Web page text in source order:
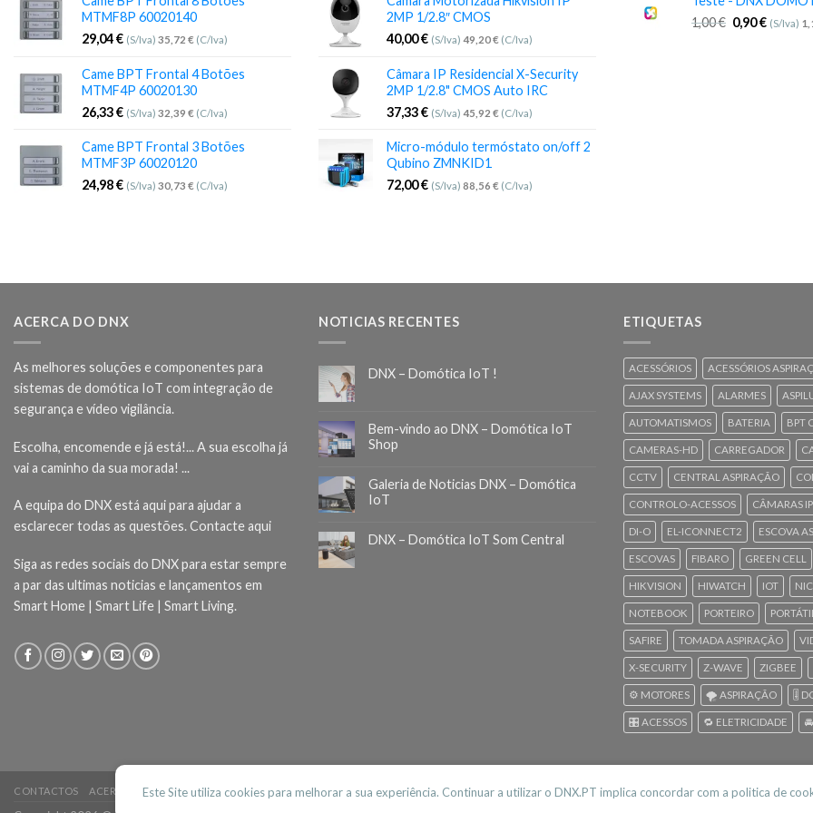
MTMF8P 60020140
29,04€ (S/Iva) 35,72 € (C/Iva)
Came BPT Frontal 4 Botões
MTMF4P 60020130
26,33€ (S/Iva) 32,39 € (C/Iva)
Came BPT Frontal 3 Botões
MTMF3P 60020120
24,98€ (S/Iva) 30,73 € (C/Iva)
2MP 1/2.8″ CMOS
40,00€ (S/Iva) 49,20€ (C/Iva)
Câmara IP Residencial X-Security
2MP 1/2.8" CMOS Auto IRC
37,33€ (S/Iva) 45,92 € (C/Iva)
Micro-módulo termóstato on/off 2
Qubino ZMNKID1
72,00€ (S/Iva) 88,56 € (C/Iva)
1,00€ 0,90€ (S/Iva)
ACERCA DO DNX
As melhores soluções e componentes para
sistemas de domótica IoT com integração de
segurança e vídeo vigilância.
Escolha, encomende e já está!... A sua escolha já
vai a caminho da sua morada! ...
A equipa do DNX está aqui para ajudar a
esclarecer todas as questões.Contacte aqui
Siga as redes sociais do DNX para estar sempre
a par das ultimas noticias e lançamentos em
Smart Home | Smart Life | Smart Living.
NOTICIAS RECENTES
DNX – Domótica IoT !
Bem-vindo ao DNX – Domótica IoT
Shop
Galeria de Noticias DNX – Domótica
IoT
DNX – Domótica IoT Som Central
ETIQUETAS
ACESSÓRIOS ACESSÓRIOS
AJAX SYSTEMS ALARMES
AUTOMATISMOS BATERIA BPT
CAMERAS-HD CARREGADOR
CCTV CENTRAL ASPIRAÇÃO
CONTROLO-ACESSOS CÂMARAS IP
DI-O EL-ICONNECT2 ESCOVA
ESCOVAS FIBARO GREEN CELL
HIKVISION HIWATCH IOT
NOTEBOOK PORTEIRO PORTÁTIL
SAFIRE TOMADA ASPIRAÇÃO
X-SECURITY Z-WAVE ZIGBEE
⚙️ MOTORES 🌪️ ASPIRAÇÃO 🎚️
🎛️ ACESSOS 🔁 ELETRICIDADE
CONTACTOS ACERCA DO DNX BLOG
Este Site utiliza cookies para melhorar a sua experiência. Continuar a utilizar o DNX.PT implica concordar com a politica de